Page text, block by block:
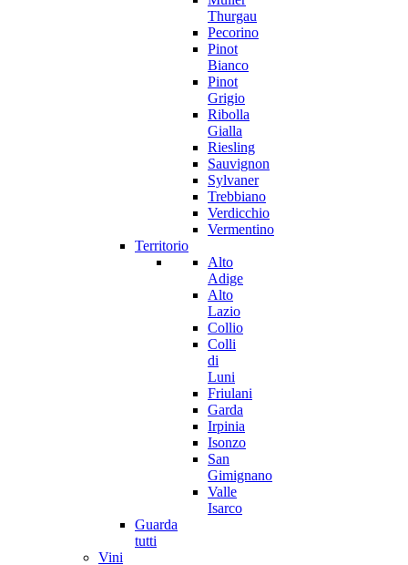
Thurgau
Pecorino
Pinot
Bianco
Pinot
Grigio
Ribolla
Gialla
Riesling
Sauvignon
Sylvaner
Trebbiano
Verdicchio
Vermentino
Territorio
Alto
Adige
Alto
Lazio
Collio
Colli
di
Luni
Friulani
Garda
Irpinia
Isonzo
San
Gimignano
Valle
Isarco
Guarda
tutti
Vini